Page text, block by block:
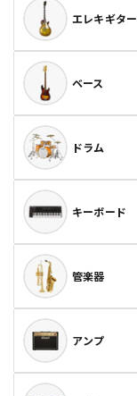
エレキギター
ベース
ドラム
キーボード
管楽器
アンプ